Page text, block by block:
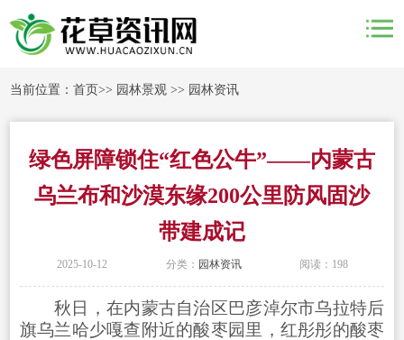
当前位置：首页>> 园林景观 >> 园林资讯
绿色屏障锁住“红色公牛”——内蒙古
乌兰布和沙漠东缘200公里防风固沙
带建成记
2025-10-12 分类： 园林资讯 阅读：198
秋日，在内蒙古自治区巴彦淖尔市乌拉特后
旗乌兰哈少嘎查附近的酸枣园里，红彤彤的酸枣